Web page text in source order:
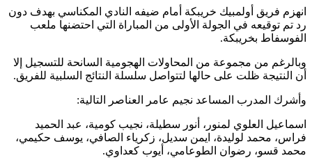
انهزم فريق أولمبيك خريبكة أمام ضيفه النادي المكناسي بهدف دون
رد تم توقيعه في الجولة الأولى من المباراة التي احتضنها ملعب
الفوسفاط بخريبكة.
وبالرغم من مجموعة من المحاولات الهجومية السانحة للتسجيل إلا
أن النتيجة ظلت على حالها لتتواصل سلسلة النتائج السلبية للفريق.
وأشرك المدرب المساعد نجيم عامر العناصر التالية:
اسماعيل العلوي لمنور، أنور سطيلة، نجيب كومية، عبد الحميد
فراس، محمد لوليدة، ايمن سديل، زكرياء الصافي، يوسف حكيمي،
محمد قسو، رضوان الطوعامي، أيوب كعداوي.